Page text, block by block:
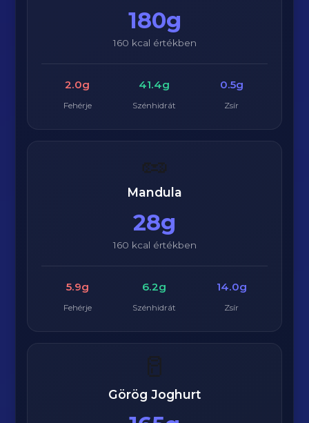
180g
160 kcal értékben
2.0g
Fehérje
41.4g
Szénhidrát
0.5g
Zsír
🥜
Mandula
28g
160 kcal értékben
5.9g
Fehérje
6.2g
Szénhidrát
14.0g
Zsír
🥛
Görög Joghurt